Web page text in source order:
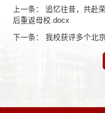
上一条：追忆往昔，共赴
后重返母校.docx
下一条：我校获评多个北